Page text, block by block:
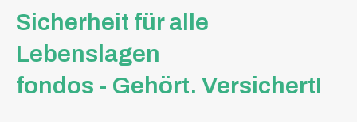
Sicherheit für alle
Lebenslagen
fondos - Gehört. Versichert!